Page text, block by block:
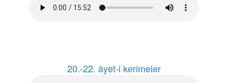
20.-22. âyet-i kerimeler